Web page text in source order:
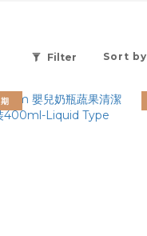
Filter Sort by